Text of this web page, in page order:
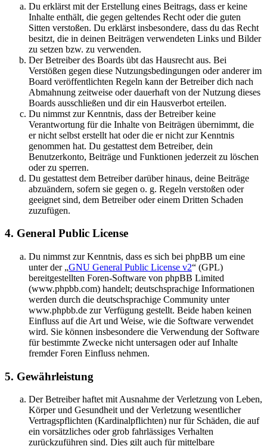
Du erklärst mit der Erstellung eines Beitrags, dass er keine
Inhalte enthält, die gegen geltendes Recht oder die guten
Sitten verstoßen. Du erklärst insbesondere, dass du das Recht
besitzt, die in deinen Beiträgen verwendeten Links und Bilder
zu setzen bzw. zu verwenden.
Der Betreiber des Boards übt das Hausrecht aus. Bei
Verstößen gegen diese Nutzungsbedingungen oder anderer im
Board veröffentlichten Regeln kann der Betreiber dich nach
Abmahnung zeitweise oder dauerhaft von der Nutzung dieses
Boards ausschließen und dir ein Hausverbot erteilen.
Du nimmst zur Kenntnis, dass der Betreiber keine
Verantwortung für die Inhalte von Beiträgen übernimmt, die
er nicht selbst erstellt hat oder die er nicht zur Kenntnis
genommen hat. Du gestattest dem Betreiber, dein
Benutzerkonto, Beiträge und Funktionen jederzeit zu löschen
oder zu sperren.
Du gestattest dem Betreiber darüber hinaus, deine Beiträge
abzuändern, sofern sie gegen o. g. Regeln verstoßen oder
geeignet sind, dem Betreiber oder einem Dritten Schaden
zuzufügen.
4. General Public License
Du nimmst zur Kenntnis, dass es sich bei phpBB um eine
unter der „GNU General Public License v2“ (GPL)
bereitgestellten Foren-Software von phpBB Limited
(www.phpbb.com) handelt; deutschsprachige Informationen
werden durch die deutschsprachige Community unter
www.phpbb.de zur Verfügung gestellt. Beide haben keinen
Einfluss auf die Art und Weise, wie die Software verwendet
wird. Sie können insbesondere die Verwendung der Software
für bestimmte Zwecke nicht untersagen oder auf Inhalte
fremder Foren Einfluss nehmen.
5. Gewährleistung
Der Betreiber haftet mit Ausnahme der Verletzung von Leben,
Körper und Gesundheit und der Verletzung wesentlicher
Vertragspflichten (Kardinalpflichten) nur für Schäden, die auf
ein vorsätzliches oder grob fahrlässiges Verhalten
zurückzuführen sind. Dies gilt auch für mittelbare